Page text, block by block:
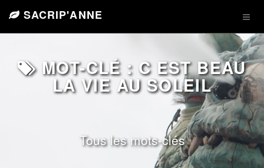
SACRIP'ANNE
MOT-CLÉ : C EST BEAU
LA VIE AU SOLEIL
Tous les mots-clés